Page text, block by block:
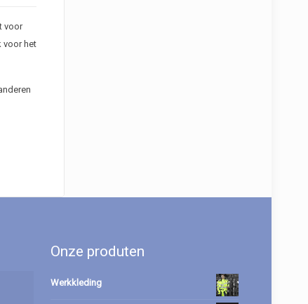
voor
voor het
Onze produten
Werkkleding